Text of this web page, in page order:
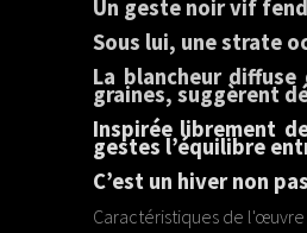
Un geste noir vif
Sous lui, une strate
La blancheur
graines, suggèrent
Inspirée librement
gestes l’équilibre
C’est un hiver non
Caractéristiques de l'œuvre